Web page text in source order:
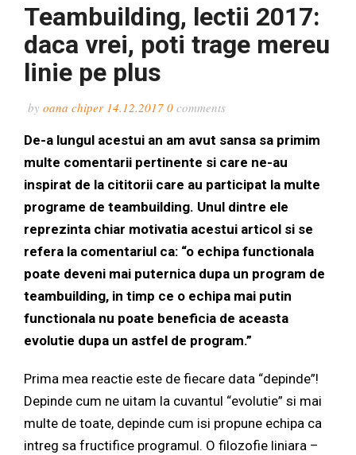
Teambuilding, lectii 2017:
daca vrei, poti trage mereu
linie pe plus
byoana chiper 14.12.2017 0comments
De-a lungul acestui an am avut sansa sa primim
multe comentarii pertinente si care ne-au
inspirat de la cititorii care au participat la multe
programe de teambuilding. Unul dintre ele
reprezinta chiar motivatia acestui articol si se
refera la comentariul ca: “o echipa functionala
poate deveni mai puternica dupa un program de
teambuilding, in timp ce o echipa mai putin
functionala nu poate beneficia de aceasta
evolutie dupa un astfel de program.”
Prima mea reactie este de fiecare data “depinde”!
Depinde cum ne uitam la cuvantul “evolutie” si mai
multe de toate, depinde cum isi propune echipa ca
intreg sa fructifice programul. O filozofie liniara –